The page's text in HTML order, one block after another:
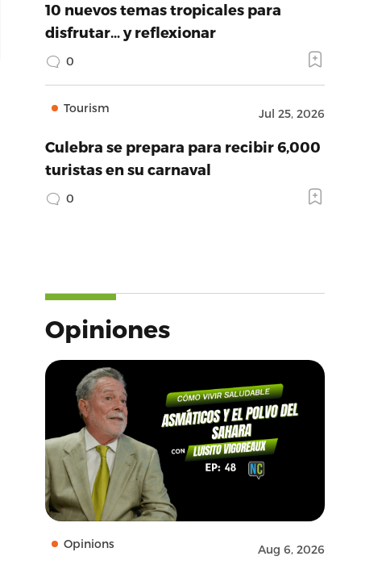
10 nuevos temas tropicales para
disfrutar… y reflexionar
0
Tourism Jul 25, 2026
Culebra se prepara para recibir 6,000
turistas en su carnaval
0
Opiniones
Opinions Aug 6, 2026